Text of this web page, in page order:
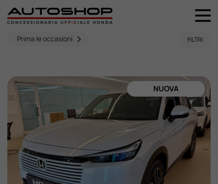
+39 044 496 5556
Nuovo
Usato
Promozioni
Assistenza
Prima le occasioni FILTRI
DISPONIBILE